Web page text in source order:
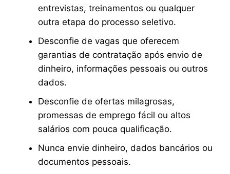
entrevistas, treinamentos ou qualquer
outra etapa do processo seletivo.
Desconfie de vagas que oferecem
garantias de contratação após envio de
dinheiro, informações pessoais ou outros
dados.
Desconfie de ofertas milagrosas,
promessas de emprego fácil ou altos
salários com pouca qualificação.
Nunca envie dinheiro, dados bancários ou
documentos pessoais.